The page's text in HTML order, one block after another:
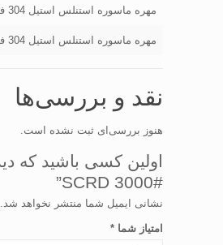
مهره ماسوره استنلس استیل 304 فورج دنده کلاس 3000 سایز 1/2 1 اینچ
مهره ماسوره استنلس استیل 304 فورج دنده کلاس 3000 سایز 2 اینچ
نقد و بررسی‌ها
هنوز بررسی‌ای ثبت نشده است.
SCRD 3000#”
نشانی ایمیل شما منتشر نخواهد شد.
امتیاز شما*